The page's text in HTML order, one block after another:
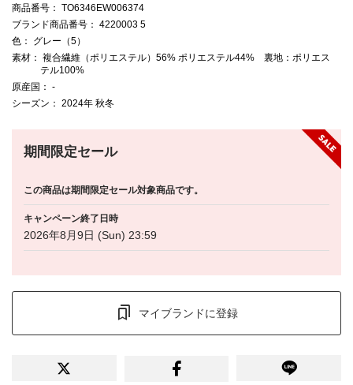
商品番号 ： TO6346EW006374
ブランド商品番号 ： 4220003 5
色 ： グレー（5）
素材 ： 複合繊維（ポリエステル）56% ポリエステル44% 裏地：ポリエス
テル100%
原産国 ： -
シーズン ： 2024年 秋冬
期間限定セール
この商品は期間限定セール対象商品です。
キャンペーン終了日時
2026年8月9日 (Sun) 23:59
マイブランドに登録